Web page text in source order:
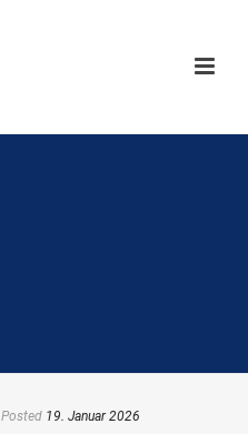
Posted 19. Januar 2026